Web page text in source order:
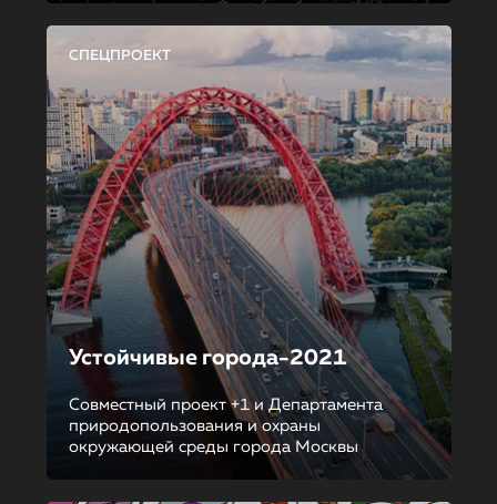
СПЕЦПРОЕКТ
Устойчивые города-2021
Совместный проект +1 и Департамента
природопользования и охраны
окружающей среды города Москвы